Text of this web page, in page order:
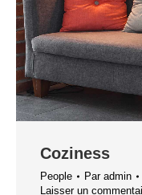
Coziness
People Par admin
Laisser un